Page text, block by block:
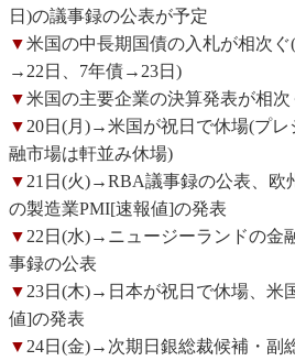
日)の議事録の公表が予定
▼米国の中長期国債の入札が相次
→22日、7年債→23日)
▼米国の主要企業の決算発表が相
▼20日(月)→米国が祝日で休場(プレ
融市場は軒並み休場)
▼21日(火)→RBA議事録の公表、欧
の製造業PMI[速報値]の発表
▼22日(水)→ニュージーランドの金
事録の公表
▼23日(木)→日本が祝日で休場、米
値]の発表
▼24日(金)→次期日銀総裁候補・副